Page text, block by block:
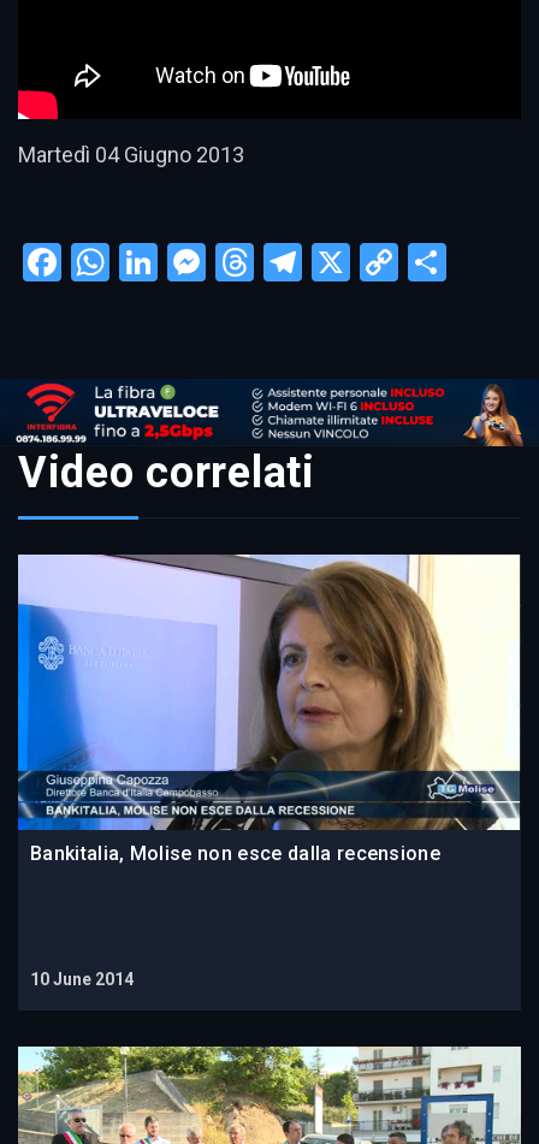
Martedì 04 Giugno 2013
Facebook
WhatsApp
LinkedIn
Messenger
Threads
Telegram
X
Copy
Video correlati
Bankitalia, Molise non esce dalla recensione
10 June 2014